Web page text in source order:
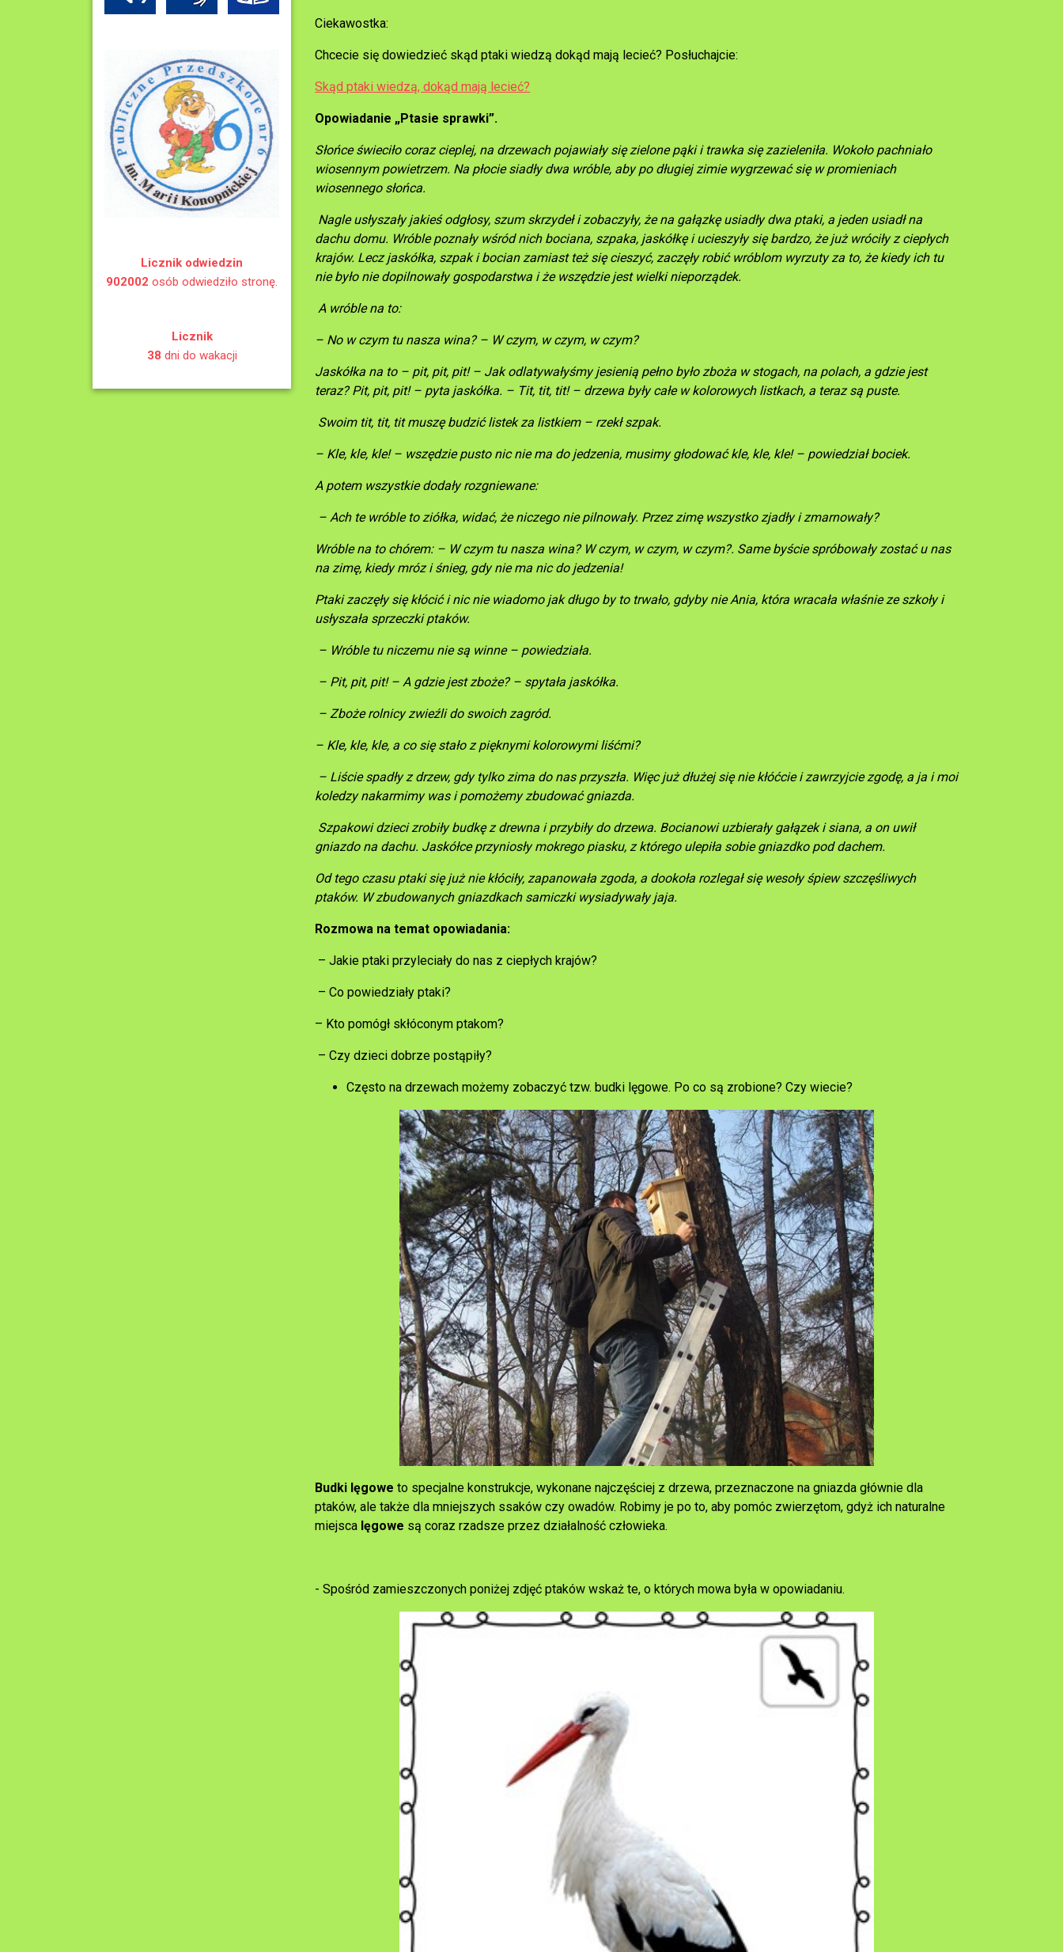
Ciekawostka:
Chcecie się dowiedzieć skąd ptaki wiedzą dokąd mają lecieć? Posłuchajcie:
Skąd ptaki wiedzą, dokąd mają lecieć?
Opowiadanie „Ptasie sprawki”.
Słońce świeciło coraz cieplej, na drzewach pojawiały się zielone pąki i trawka się zazieleniła. Wokoło pachniało
wiosennym powietrzem. Na płocie siadły dwa wróble, aby po długiej zimie wygrzewać się w promieniach
wiosennego słońca.
Nagle usłyszały jakieś odgłosy, szum skrzydeł i zobaczyły, że na gałązkę usiadły dwa ptaki, a jeden usiadł na
dachu domu. Wróble poznały wśród nich bociana, szpaka, jaskółkę i ucieszyły się bardzo, że już wróciły z ciepłych
krajów. Lecz jaskółka, szpak i bocian zamiast też się cieszyć, zaczęły robić wróblom wyrzuty za to, że kiedy ich tu
nie było nie dopilnowały gospodarstwa i że wszędzie jest wielki nieporządek.
A wróble na to:
– No w czym tu nasza wina? – W czym, w czym, w czym?
Jaskółka na to – pit, pit, pit! – Jak odlatywałyśmy jesienią pełno było zboża w stogach, na polach, a gdzie jest
teraz? Pit, pit, pit! – pyta jaskółka. – Tit, tit, tit! – drzewa były całe w kolorowych listkach, a teraz są puste.
Swoim tit, tit, tit muszę budzić listek za listkiem – rzekł szpak.
– Kle, kle, kle! – wszędzie pusto nic nie ma do jedzenia, musimy głodować kle, kle, kle! – powiedział bociek.
A potem wszystkie dodały rozgniewane:
– Ach te wróble to ziółka, widać, że niczego nie pilnowały. Przez zimę wszystko zjadły i zmarnowały?
Wróble na to chórem: – W czym tu nasza wina? W czym, w czym, w czym?. Same byście spróbowały zostać u nas
na zimę, kiedy mróz i śnieg, gdy nie ma nic do jedzenia!
Ptaki zaczęły się kłócić i nic nie wiadomo jak długo by to trwało, gdyby nie Ania, która wracała właśnie ze szkoły i
usłyszała sprzeczki ptaków.
– Wróble tu niczemu nie są winne – powiedziała.
– Pit, pit, pit! – A gdzie jest zboże? – spytała jaskółka.
– Zboże rolnicy zwieźli do swoich zagród.
– Kle, kle, kle, a co się stało z pięknymi kolorowymi liśćmi?
– Liście spadły z drzew, gdy tylko zima do nas przyszła. Więc już dłużej się nie kłóćcie i zawrzyjcie zgodę, a ja i moi
koledzy nakarmimy was i pomożemy zbudować gniazda.
Szpakowi dzieci zrobiły budkę z drewna i przybiły do drzewa. Bocianowi uzbierały gałązek i siana, a on uwił
gniazdo na dachu. Jaskółce przyniosły mokrego piasku, z którego ulepiła sobie gniazdko pod dachem.
Od tego czasu ptaki się już nie kłóciły, zapanowała zgoda, a dookoła rozlegał się wesoły śpiew szczęśliwych
ptaków. W zbudowanych gniazdkach samiczki wysiadywały jaja.
Rozmowa na temat opowiadania:
– Jakie ptaki przyleciały do nas z ciepłych krajów?
– Co powiedziały ptaki?
– Kto pomógł skłóconym ptakom?
– Czy dzieci dobrze postąpiły?
Często na drzewach możemy zobaczyć tzw. budki lęgowe. Po co są zrobione? Czy wiecie?
Budki lęgowe to specjalne konstrukcje, wykonane najczęściej z drzewa, przeznaczone na gniazda głównie dla
ptaków, ale także dla mniejszych ssaków czy owadów. Robimy je po to, aby pomóc zwierzętom, gdyż ich naturalne
miejsca lęgowe są coraz rzadsze przez działalność człowieka.
- Spośród zamieszczonych poniżej zdjęć ptaków wskaż te, o których mowa była w opowiadaniu.
Licznik odwiedzin
902002 osób odwiedziło stronę.
Licznik
38 dni do wakacji